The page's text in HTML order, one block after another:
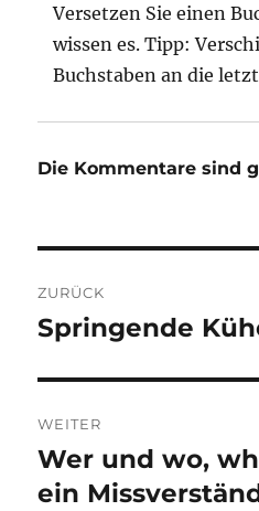
Versetzen Sie einen
wissen es. Tipp:
Buchstaben an die
Die Kommentare sind
ZURÜCK
Vorheriger
Springende
WEITER
Nächster
Beitrag:
Wer und wo,
ein